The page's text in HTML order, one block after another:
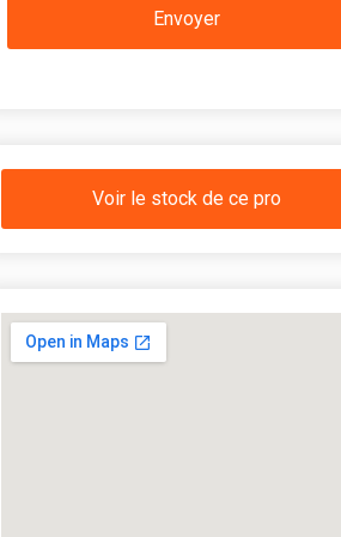
Voir le stock de ce pro